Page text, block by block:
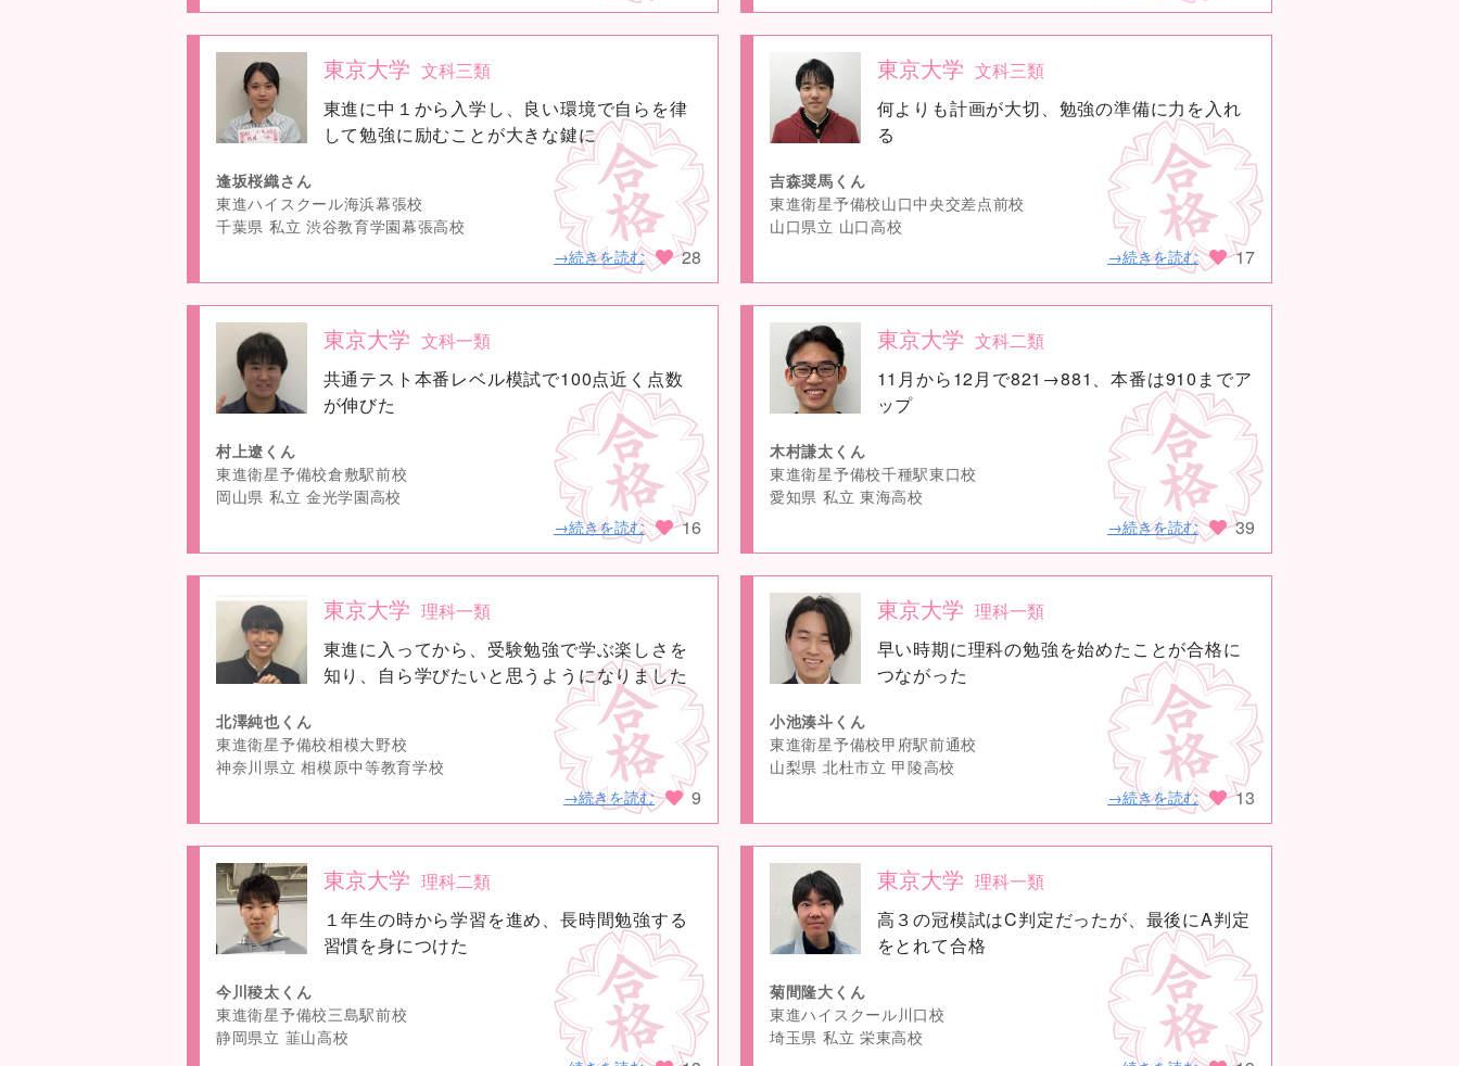
no
image
東京大学 文科三類
東進に中１から入学し、良い環境で自らを律
して勉強に励むことが大きな鍵に
逢坂桜織さん
東進ハイスクール海浜幕張校
千葉県 私立 渋谷教育学園幕張高校
→続きを読む
28
no
image
東京大学 文科三類
何よりも計画が大切、勉強の準備に力を入れ
る
吉森奨馬くん
東進衛星予備校山口中央交差点前校
山口県立 山口高校
→続きを読む
17
no
image
東京大学 文科一類
共通テスト本番レベル模試で100点近く点数
が伸びた
村上遼くん
東進衛星予備校倉敷駅前校
岡山県 私立 金光学園高校
→続きを読む
16
no
image
東京大学 文科二類
11月から12月で821→881、本番は910までア
ップ
木村謙太くん
東進衛星予備校千種駅東口校
愛知県 私立 東海高校
→続きを読む
39
no
image
東京大学 理科一類
東進に入ってから、受験勉強で学ぶ楽しさを
知り、自ら学びたいと思うようになりました
北澤純也くん
東進衛星予備校相模大野校
神奈川県立 相模原中等教育学校
→続きを読む
9
no
image
東京大学 理科一類
早い時期に理科の勉強を始めたことが合格に
つながった
小池湊斗くん
東進衛星予備校甲府駅前通校
山梨県 北杜市立 甲陵高校
→続きを読む
13
no
image
東京大学 理科二類
１年生の時から学習を進め、長時間勉強する
習慣を身につけた
今川稜太くん
東進衛星予備校三島駅前校
静岡県立 韮山高校
no
image
東京大学 理科一類
高３の冠模試はC判定だったが、最後にA判定
をとれて合格
菊間隆大くん
東進ハイスクール川口校
埼玉県 私立 栄東高校